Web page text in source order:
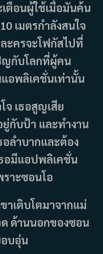
ตือนผู้ใช้เมื่อมันค้น
เมตรกำลังสนใจ
ะครจะโฟกัสไปที่
ญกับโลกที่ผู้คน
อพลิเคชั่นเท่านั้น
จ เธอสูญเสีย
กับป้า และทำงาน
ลำบากและต้อง
อมีแอปพลิเคชั่น
าะซอนโอ
าเติบโตมาจากแม่
ด้านนอกของซอน
อบอุ่น